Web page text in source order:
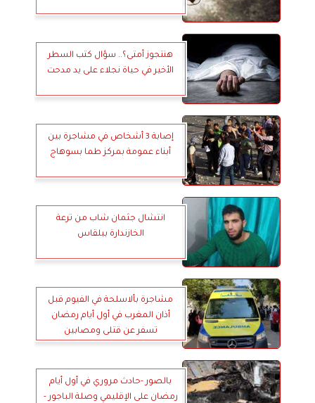
هنتجوز أمتى؟.. سؤال كتب السطر
الأخير في حياة نجلاء على يد مدحت
إصابة 3 أشخاص في مشاجرة بين
أبناء عمومة بمركز طما بسوهاج
انتشال جثمان شاب من ترعة
الخازندارة ببلقاس
مشاجرة بألاسلحة في الفيوم قبل
أذان المغرب في أول أيام رمضان
تسفر عن قتلى ومصابين
بالصور -حادث مروري في أول أيام
رمضان على الإقليمي وصلة الباجور -